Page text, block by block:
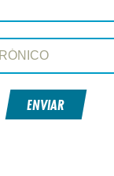
ENVIAR